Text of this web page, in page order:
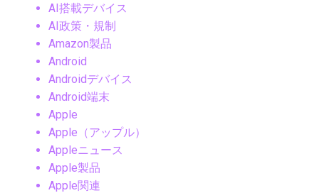
AI搭載デバイス
AI政策・規制
Amazon製品
Android
Androidデバイス
Android端末
Apple
Apple（アップル）
Appleニュース
Apple製品
Apple関連